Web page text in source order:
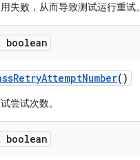
失败，从而导致测试运行重试。
boolean
RetryAttemptNumber()
尝试次数。
boolean